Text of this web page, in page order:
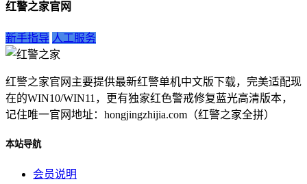
红警之家官网
新手指导 人工服务
红警之家官网主要提供最新红警单机中文版下载，完美适配现
在的WIN10/WIN11，更有独家红色警戒修复蓝光高清版本，
记住唯一官网地址：hongjingzhijia.com（红警之家全拼）
本站导航
会员说明